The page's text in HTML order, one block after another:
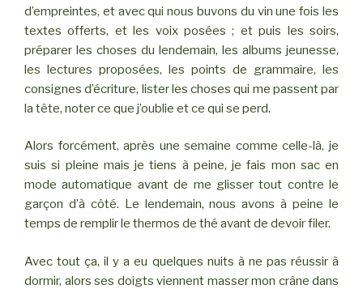
d’empreintes, et avec qui nous buvons du vin une fois les
textes offerts, et les voix posées ; et puis les soirs,
préparer les choses du lendemain, les albums jeunesse,
les lectures proposées, les points de grammaire, les
consignes d’écriture, lister les choses qui me passent par
la tête, noter ce que j’oublie et ce qui se perd.
Alors forcément, après une semaine comme celle-là, je
suis si pleine mais je tiens à peine, je fais mon sac en
mode automatique avant de me glisser tout contre le
garçon d’à côté. Le lendemain, nous avons à peine le
temps de remplir le thermos de thé avant de devoir filer.
Avec tout ça, il y a eu quelques nuits à ne pas réussir à
dormir, alors ses doigts viennent masser mon crâne dans